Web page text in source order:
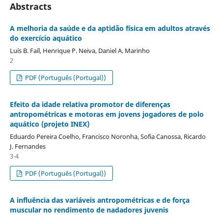
Abstracts
A melhoria da saúde e da aptidão física em adultos através
do exercício aquático
Luís B. Faíl, Henrique P. Neiva, Daniel A. Marinho
2
PDF (Português (Portugal))
Efeito da idade relativa promotor de diferenças
antropométricas e motoras em jovens jogadores de polo
aquático (projeto INEX)
Eduardo Pereira Coelho, Francisco Noronha, Sofia Canossa, Ricardo
J. Fernandes
3-4
PDF (Português (Portugal))
A influência das variáveis antropométricas e de força
muscular no rendimento de nadadores juvenis